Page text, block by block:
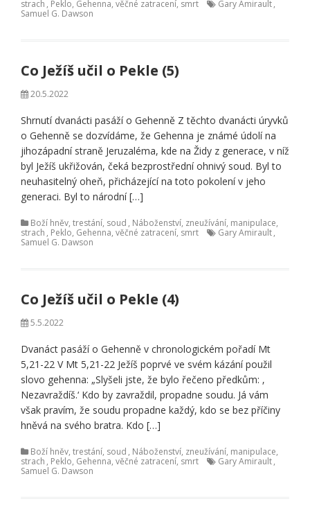
strach , Peklo, Gehenna, věčné zatracení, smrt Gary Amirault,
Samuel G. Dawson
Co Ježíš učil o Pekle (5)
20.5.2022
Shrnutí dvanácti pasáží o Gehenně Z těchto dvanácti úryvků
o Gehenně se dozvídáme, že Gehenna je známé údolí na
jihozápadní straně Jeruzaléma, kde na Židy z generace, v níž
byl Ježíš ukřižován, čeká bezprostřední ohnivý soud. Byl to
neuhasitelný oheň, přicházející na toto pokolení v jeho
generaci. Byl to národní […]
Boží hněv, trestání, soud , Náboženství, zneužívání, manipulace,
strach , Peklo, Gehenna, věčné zatracení, smrt Gary Amirault,
Samuel G. Dawson
Co Ježíš učil o Pekle (4)
5.5.2022
Dvanáct pasáží o Gehenně v chronologickém pořadí Mt
5,21-22 V Mt 5,21-22 Ježíš poprvé ve svém kázání použil
slovo gehenna: „Slyšeli jste, že bylo řečeno předkům: ‚
Nezavraždíš.‘ Kdo by zavraždil, propadne soudu. Já vám
však pravím, že soudu propadne každý, kdo se bez příčiny
hněvá na svého bratra. Kdo […]
Boží hněv, trestání, soud , Náboženství, zneužívání, manipulace,
strach , Peklo, Gehenna, věčné zatracení, smrt Gary Amirault,
Samuel G. Dawson